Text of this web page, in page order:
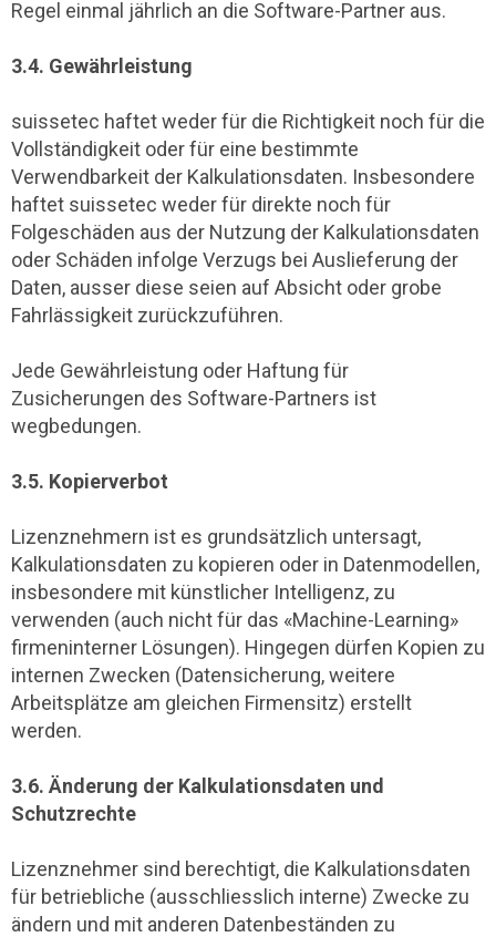
Regel einmal jährlich an die Software-Partner aus.
3.4. Gewährleistung
suissetec haftet weder für die Richtigkeit noch für die
Vollständigkeit oder für eine bestimmte
Verwendbarkeit der Kalkulationsdaten. Insbesondere
haftet suissetec weder für direkte noch für
Folgeschäden aus der Nutzung der Kalkulationsdaten
oder Schäden infolge Verzugs bei Auslieferung der
Daten, ausser diese seien auf Absicht oder grobe
Fahrlässigkeit zurückzuführen.
Jede Gewährleistung oder Haftung für
Zusicherungen des Software-Partners ist
wegbedungen.
3.5. Kopierverbot
Lizenznehmern ist es grundsätzlich untersagt,
Kalkulationsdaten zu kopieren oder in Datenmodellen,
insbesondere mit künstlicher Intelligenz, zu
verwenden (auch nicht für das «Machine-Learning»
firmeninterner Lösungen). Hingegen dürfen Kopien zu
internen Zwecken (Datensicherung, weitere
Arbeitsplätze am gleichen Firmensitz) erstellt
werden.
3.6. Änderung der Kalkulationsdaten und
Schutzrechte
Lizenznehmer sind berechtigt, die Kalkulationsdaten
für betriebliche (ausschliesslich interne) Zwecke zu
ändern und mit anderen Datenbeständen zu